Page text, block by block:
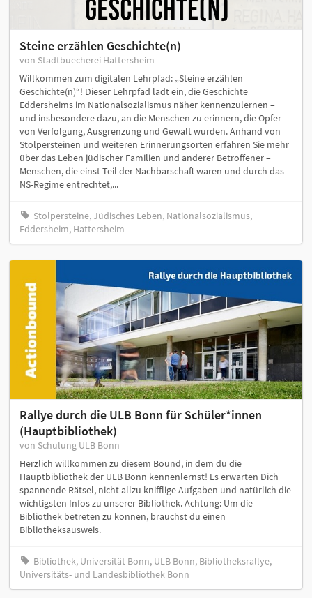
Steine erzählen Geschichte(n)
von Stadtbuecherei Hattersheim
Willkommen zum digitalen Lehrpfad: „Steine erzählen
Geschichte(n)“! Dieser Lehrpfad lädt ein, die Geschichte
Eddersheims im Nationalsozialismus näher kennenzulernen –
und insbesondere dazu, an die Menschen zu erinnern, die Opfer
von Verfolgung, Ausgrenzung und Gewalt wurden. Anhand von
Stolpersteinen und weiteren Erinnerungsorten erfahren Sie mehr
über das Leben jüdischer Familien und anderer Betroffener –
Menschen, die einst Teil der Nachbarschaft waren und durch das
NS-Regime entrechtet,...
Stolpersteine, Jüdisches Leben, Nationalsozialismus,
Eddersheim, Hattersheim
Rallye durch die ULB Bonn für Schüler*innen
(Hauptbibliothek)
von Schulung ULB Bonn
Herzlich willkommen zu diesem Bound, in dem du die
Hauptbibliothek der ULB Bonn kennenlernst! Es erwarten Dich
spannende Rätsel, nicht allzu knifflige Aufgaben und natürlich die
wichtigsten Infos zu unserer Bibliothek. Achtung: Um die
Bibliothek betreten zu können, brauchst du einen
Bibliotheksausweis.
Bibliothek, Universität Bonn, ULB Bonn, Bibliotheksrallye,
Universitäts- und Landesbibliothek Bonn